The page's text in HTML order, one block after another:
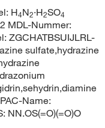
H4N2·H2SO4
MDL-Nummer:
ZGCHATBSUIJLRL-
sulfate,hydrazine
Name:
NN.OS(=O)(=O)O